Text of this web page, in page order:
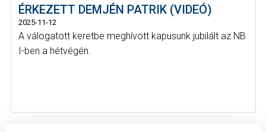
ÉRKEZETT DEMJÉN PATRIK (VIDEÓ)
2025-11-12
A válogatott keretbe meghívott kapusunk jubilált az NB
I-ben a hétvégén.